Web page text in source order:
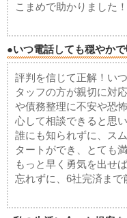
こまめで助かりました！
●いつ電話しても穏やか
評判を信じて正解！い
タッフの方が親切に対
や債務整理に不安や恐
心して相談できると思
誰にも知られずに、ス
タートができ、とても
もっと早く勇気を出せ
忘れずに、6社完済まで